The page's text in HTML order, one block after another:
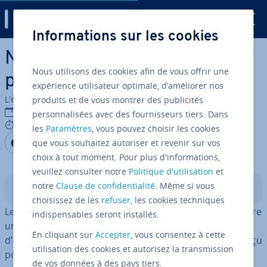
Aller au contenu principal
NVIDIA A30 : portrait du GPU
pour serveurs
L'équipe édi­to­riale IONOS
02/06/2025
7 mins
Partager sur Facebook
Partager sur Twitter
Partager sur LinkedIn
Sommaire
Le NVIDIA A30 est un GPU pour serveurs flexible qui offre
une ac­cé­lé­ra­tion de calcul pour les charges de travail
d’en­tre­prise les plus diverses. Il a été spé­cia­le­ment conçu
pour l’inférence IA, le Deep Learning et leHigh Per­for­
Informations sur les cookies
Nous utilisons des cookies afin de vous offrir une
expérience utilisateur optimale, d’améliorer nos
produits et de vous montrer des publicités
personnalisées avec des fournisseurs tiers. Dans
les Paramètres, vous pouvez choisir les cookies
que vous souhaitez autoriser et revenir sur vos
choix à tout moment. Pour plus d'informations,
veuillez consulter notre Politique d'utilisation et
notreClause de confidentialité. Même si vous
choisissez de les refuser, les cookies techniques
indispensables seront installés.
En cliquant surAccepter, vous consentez à cette
utilisation des cookies et autorisez la transmission
de vos données à des pays tiers.